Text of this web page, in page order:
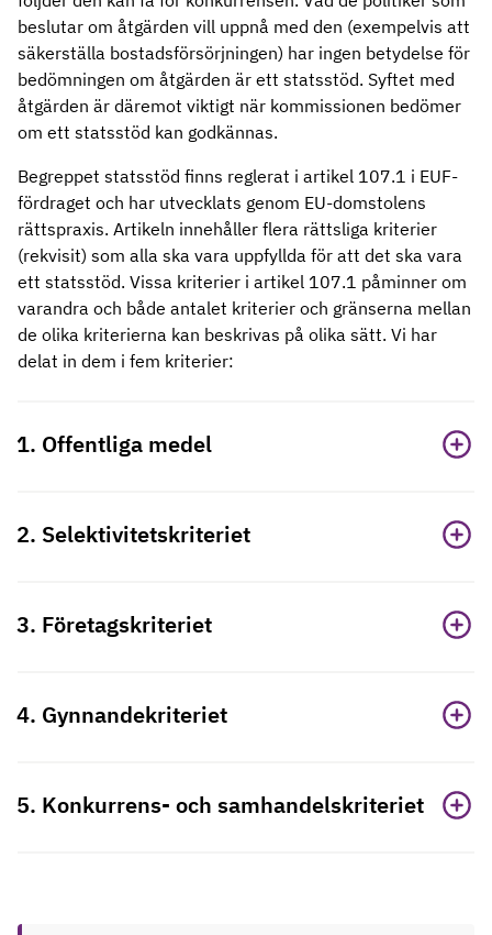
beslutar om åtgärden vill uppnå med den (exempelvis att
säkerställa bostadsförsörjningen) har ingen betydelse för
bedömningen om åtgärden är ett statsstöd. Syftet med
åtgärden är däremot viktigt när kommissionen bedömer
om ett statsstöd kan godkännas.
Begreppet statsstöd finns reglerat i artikel 107.1 i EUF-
fördraget och har utvecklats genom EU-domstolens
rättspraxis. Artikeln innehåller flera rättsliga kriterier
(rekvisit) som alla ska vara uppfyllda för att det ska vara
ett statsstöd. Vissa kriterier i artikel 107.1 påminner om
varandra och både antalet kriterier och gränserna mellan
de olika kriterierna kan beskrivas på olika sätt. Vi har
delat in dem i fem kriterier:
1. Offentliga medel
2. Selektivitetskriteriet
3. Företagskriteriet
4. Gynnandekriteriet
5. Konkurrens- och samhandelskriteriet